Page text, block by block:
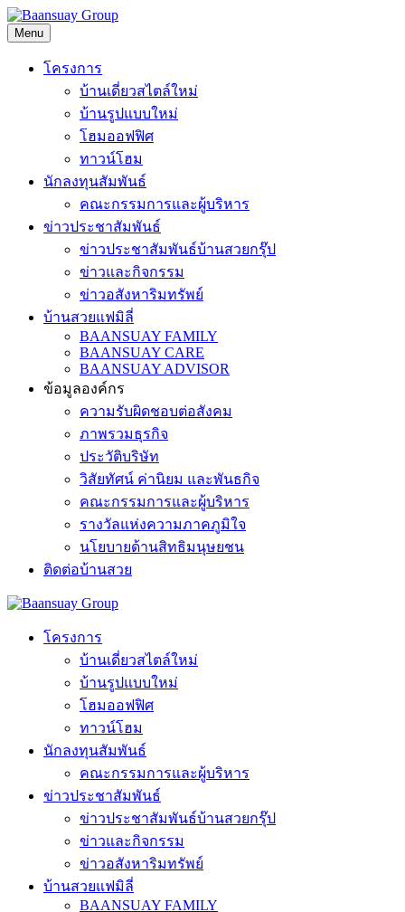
Skip
to
content
Menu
โครงการ
บ้านเดี่ยวสไตล์ใหม่
บ้านรูปแบบใหม่
โฮมออฟฟิศ
ทาวน์โฮม
นักลงทุนสัมพันธ์
คณะกรรมการและผู้บริหาร
ข่าวประชาสัมพันธ์
ข่าวประชาสัมพันธ์บ้านสวยกรุ๊ป
ข่าวและกิจกรรม
ข่าวอสังหาริมทรัพย์
บ้านสวยแฟมิลี่
BAANSUAY FAMILY
BAANSUAY CARE
BAANSUAY ADVISOR
ข้อมูลองค์กร
ความรับผิดชอบต่อสังคม
ภาพรวมธุรกิจ
ประวัติบริษัท
วิสัยทัศน์ ค่านิยม และพันธกิจ
คณะกรรมการและผู้บริหาร
รางวัลแห่งความภาคภูมิใจ
นโยบายด้านสิทธิมนุษยชน
ติดต่อบ้านสวย
โครงการ
บ้านเดี่ยวสไตล์ใหม่
บ้านรูปแบบใหม่
โฮมออฟฟิศ
ทาวน์โฮม
นักลงทุนสัมพันธ์
คณะกรรมการและผู้บริหาร
ข่าวประชาสัมพันธ์
ข่าวประชาสัมพันธ์บ้านสวยกรุ๊ป
ข่าวและกิจกรรม
ข่าวอสังหาริมทรัพย์
บ้านสวยแฟมิลี่
BAANSUAY FAMILY